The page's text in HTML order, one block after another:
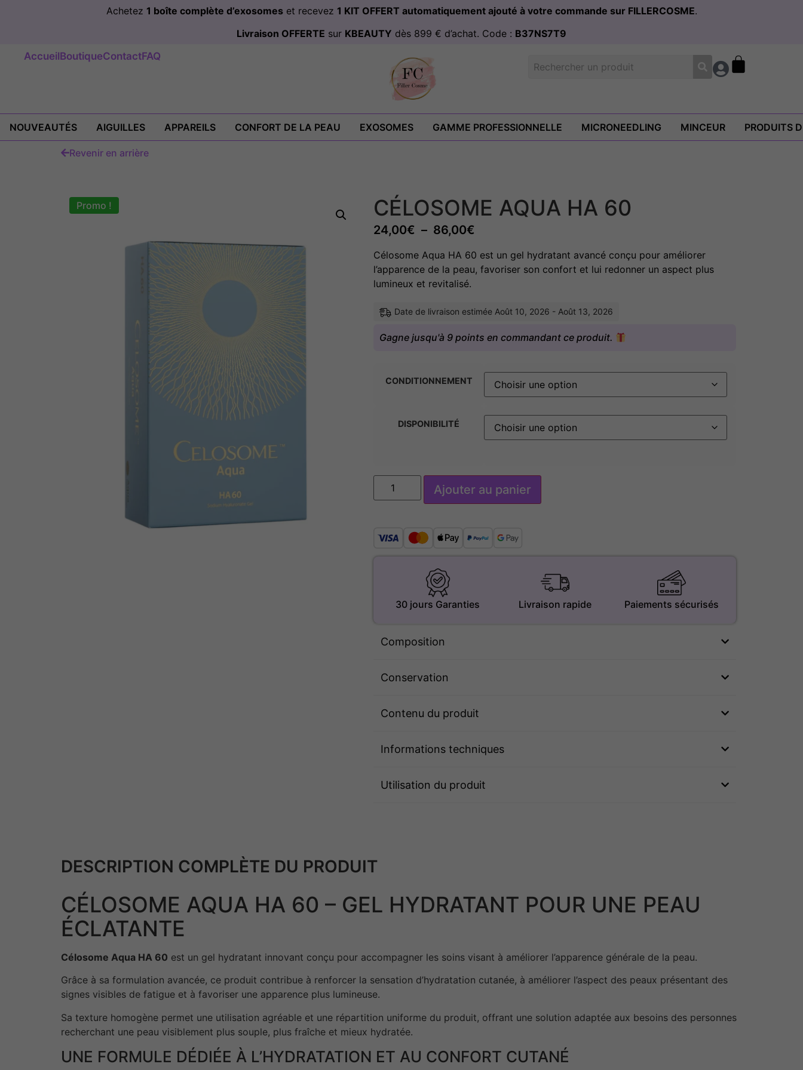
Achetez 1 boîte complète d’exosomeset recevez 1 KIT OFFERT automatiquement ajouté à votre commande sur FILLERCOSME.
Livraison OFFERTE sur KBEAUTY dès 899 € d’achat. Code : B37NS7T9
AccueilBoutiqueContactFAQ
NOUVEAUTÉS AIGUILLES APPAREILS CONFORT DE LA PEAU EXOSOMES GAMME PROFESSIONNELLE MICRONEEDLING MINCEUR PRODUITS
Revenir en arrière
Promo ! CÉLOSOME AQUA HA 60
24,00€ – 86,00€
Célosome Aqua HA 60 est un gel hydratant avancé conçu pour améliorer
l’apparence de la peau, favoriser son confort et lui redonner un aspect plus
lumineux et revitalisé.
Date de livraison estimée Août 10, 2026 - Août 13, 2026
Gagne jusqu'à 9 points en commandant ce produit.
CONDITIONNEMENT
DISPONIBILITÉ
Ajouter au panier
30 jours Garanties Livraison rapide Paiements sécurisés
Composition
Conservation
Contenu du produit
Informations techniques
Utilisation du produit
DESCRIPTION COMPLÈTE DU PRODUIT
CÉLOSOME AQUA HA 60 – GEL HYDRATANT POUR UNE PEAU
ÉCLATANTE
Célosome Aqua HA 60 est un gel hydratant innovant conçu pour accompagner les soins visant à améliorer l’apparence générale de la peau.
Grâce à sa formulation avancée, ce produit contribue à renforcer la sensation d’hydratation cutanée, à améliorer l’aspect des peaux présentant des
signes visibles de fatigue et à favoriser une apparence plus lumineuse.
Sa texture homogène permet une utilisation agréable et une répartition uniforme du produit, offrant une solution adaptée aux besoins des personnes
recherchant une peau visiblement plus souple, plus fraîche et mieux hydratée.
UNE FORMULE DÉDIÉE À L’HYDRATATION ET AU CONFORT CUTANÉ